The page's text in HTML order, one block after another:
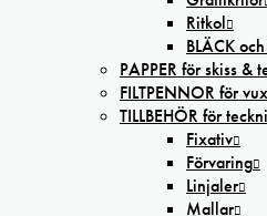
Ritkol
BLÄCK
PAPPER för skiss &
FILTPENNOR för
TILLBEHÖR för
Fixativ
Förvaring
Linjaler
Mallar